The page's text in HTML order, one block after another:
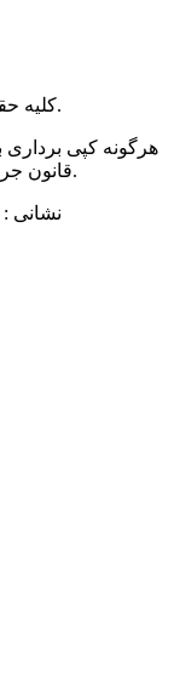
کلیه حقوق مادی ومعنوی متعلق به سی پنل می باشد.
قانون جرائم رایانه ای بوده و پیگرد قانونی خواهد داشت.
نشانی :